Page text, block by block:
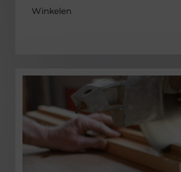
Winkelen